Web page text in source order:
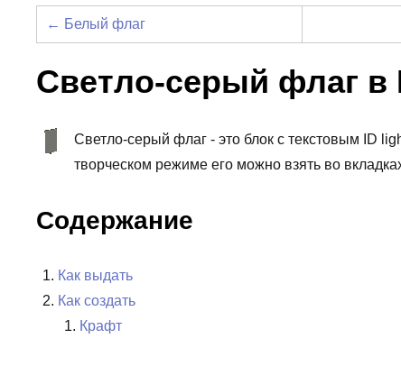
← Белый флаг
Светло-серый флаг в
Светло-серый флаг - это блок с текстовым ID
творческом режиме его можно взять во
Содержание
Как выдать
Как создать
Крафт